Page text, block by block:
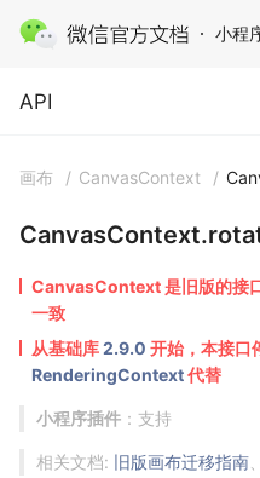
小程
API
API
画布 / CanvasContext /
CanvasContext 是旧版的接
一致
从基础库2.9.0 开始，本接口
RenderingContext代替
小程序插件 ：支持
相关文档: 旧版画布迁移指南